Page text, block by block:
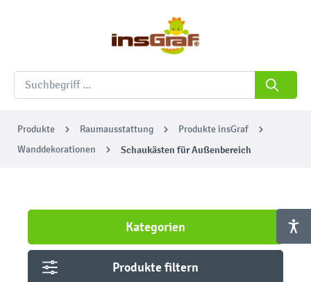
Produkte Raumausstattung
Produkte insGraf
Wanddekorationen
Schaukästen für Außenbereich
Kategorien
Produkte filtern